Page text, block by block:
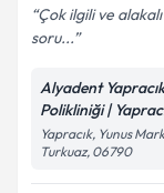
Çok ilgili ve
soru...
Alyadent Yapracık
Polikliniği |
Yapracık, Yunus
Turkuaz, 06790